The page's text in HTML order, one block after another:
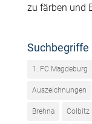
zu färben und
Suchbegriffe
1. FC Magdeburg
Auszeichnungen
Brehna Colbitz